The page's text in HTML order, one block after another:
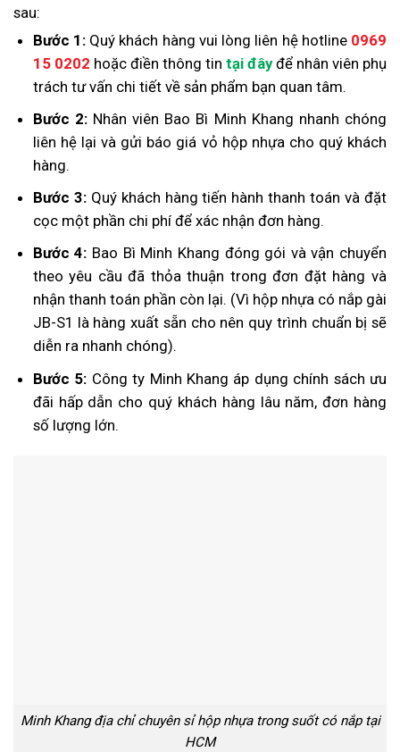
sau:
Bước 1: Quý khách hàng vui lòng liên hệ hotline 0969
15 0202 hoặc điền thông tin tại đâyđể nhân viên phụ
trách tư vấn chi tiết về sản phẩm bạn quan tâm.
Bước 2:Nhân viên Bao Bì Minh Khang nhanh chóng
liên hệ lại và gửi báo giá vỏ hộp nhựa cho quý khách
hàng.
Bước 3:Quý khách hàng tiến hành thanh toán và đặt
cọc một phần chi phí để xác nhận đơn hàng.
Bước 4: Bao Bì Minh Khang đóng gói và vận chuyển
theo yêu cầu đã thỏa thuận trong đơn đặt hàng và
nhận thanh toán phần còn lại. (Vì hộp nhựa có nắp gài
JB-S1 là hàng xuất sẵn cho nên quy trình chuẩn bị sẽ
diễn ra nhanh chóng).
Bước 5: Công ty Minh Khang áp dụng chính sách ưu
đãi hấp dẫn cho quý khách hàng lâu năm, đơn hàng
số lượng lớn.
Minh Khang địa chỉ chuyên sỉ hộp nhựa trong suốt có nắp tại
HCM